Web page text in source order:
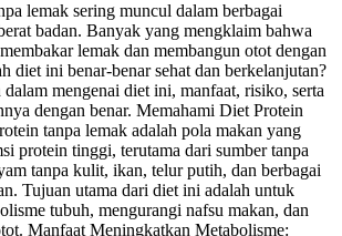
lemak sering muncul dalam berbagai
badan. Banyak yang mengklaim bahwa
lemak dan membangun otot dengan
diet ini benar-benar sehat dan berkelanjutan?
mengenai diet ini, manfaat, risiko, serta
dengan benar. Memahami Diet Protein
tanpa lemak adalah pola makan yang
protein tinggi, terutama dari sumber tanpa
tanpa kulit, ikan, telur putih, dan berbagai
Tujuan utama dari diet ini adalah untuk
tubuh, mengurangi nafsu makan, dan
Manfaat Meningkatkan Metabolisme: